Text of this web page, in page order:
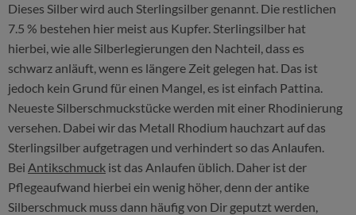
Dieses Silber wird auch Sterlingsilber genannt. Die restlichen
7.5 % bestehen hier meist aus Kupfer. Sterlingsilber hat
hierbei, wie alle Silberlegierungen den Nachteil, dass es
schwarz anläuft, wenn es längere Zeit gelegen hat. Das ist
jedoch kein Grund für einen Mangel, es ist einfach Pattina.
Neueste Silberschmuckstücke werden mit einer Rhodinierung
versehen. Dabei wir das Metall Rhodium hauchzart auf das
Sterlingsilber aufgetragen und verhindert so das Anlaufen.
Bei Antikschmuck ist das Anlaufen üblich. Daher ist der
Pflegeaufwand hierbei ein wenig höher, denn der antike
Silberschmuck muss dann häufig von Dir geputzt werden,